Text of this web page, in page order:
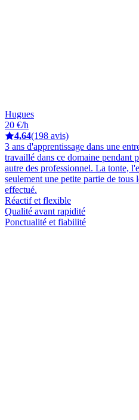
Hugues
20 €/h
4,64(198 avis)
3 ans d'apprentissage dans une
travaillé dans ce domaine pendant
autre des professionnel. La tonte,
seulement une petite partie de tous
effectué.
Réactif et flexible
Qualité avant rapidité
Ponctualité et fiabilité